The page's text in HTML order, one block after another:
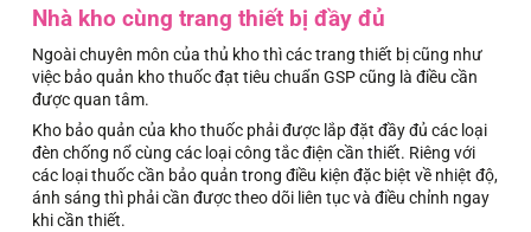
Nhà kho cùng trang thiết bị đầy đủ
Ngoài chuyên môn của thủ kho thì các trang thiết bị cũng như
việc bảo quản kho thuốc đạt tiêu chuẩn GSP cũng là điều cần
được quan tâm.
Kho bảo quản của kho thuốc phải được lắp đặt đầy đủ các loại
đèn chống nổ cùng các loại công tắc điện cần thiết. Riêng với
các loại thuốc cần bảo quản trong điều kiện đặc biệt về nhiệt độ,
ánh sáng thì phải cần được theo dõi liên tục và điều chỉnh ngay
khi cần thiết.